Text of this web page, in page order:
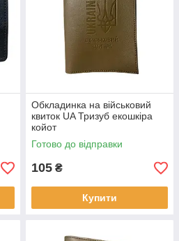
Обкладинка на військовий
квиток UA Тризуб екошкіра
койот
Готово до відправки
105 ₴
Купити